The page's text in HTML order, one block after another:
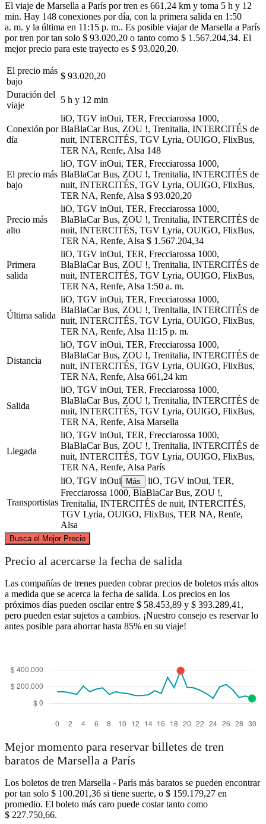
El viaje de Marsella a París por tren es 661,24 km y toma 5 h y 12
min. Hay 148 conexiones por día, con la primera salida en 1:50
a. m. y la última en 11:15 p. m.. Es posible viajar de Marsella a París
por tren por tan solo $ 93.020,20 o tanto como $ 1.567.204,34. El
mejor precio para este trayecto es $ 93.020,20.
El precio más
bajo
$ 93.020,20
Duración del
viaje
5 h y 12 min
Conexión por
día
liO, TGV inOui, TER, Frecciarossa 1000,
BlaBlaCar Bus, ZOU !, Trenitalia, INTERCITÉS de
nuit, INTERCITÉS, TGV Lyria, OUIGO, FlixBus,
TER NA, Renfe, Alsa 148
El precio más
bajo
liO, TGV inOui, TER, Frecciarossa 1000,
BlaBlaCar Bus, ZOU !, Trenitalia, INTERCITÉS de
nuit, INTERCITÉS, TGV Lyria, OUIGO, FlixBus,
TER NA, Renfe, Alsa $ 93.020,20
Precio más
alto
liO, TGV inOui, TER, Frecciarossa 1000,
BlaBlaCar Bus, ZOU !, Trenitalia, INTERCITÉS de
nuit, INTERCITÉS, TGV Lyria, OUIGO, FlixBus,
TER NA, Renfe, Alsa $ 1.567.204,34
Primera
salida
liO, TGV inOui, TER, Frecciarossa 1000,
BlaBlaCar Bus, ZOU !, Trenitalia, INTERCITÉS de
nuit, INTERCITÉS, TGV Lyria, OUIGO, FlixBus,
TER NA, Renfe, Alsa 1:50 a. m.
Última salida
liO, TGV inOui, TER, Frecciarossa 1000,
BlaBlaCar Bus, ZOU !, Trenitalia, INTERCITÉS de
nuit, INTERCITÉS, TGV Lyria, OUIGO, FlixBus,
TER NA, Renfe, Alsa 11:15 p. m.
Distancia
liO, TGV inOui, TER, Frecciarossa 1000,
BlaBlaCar Bus, ZOU !, Trenitalia, INTERCITÉS de
nuit, INTERCITÉS, TGV Lyria, OUIGO, FlixBus,
TER NA, Renfe, Alsa 661,24 km
Salida
liO, TGV inOui, TER, Frecciarossa 1000,
BlaBlaCar Bus, ZOU !, Trenitalia, INTERCITÉS de
nuit, INTERCITÉS, TGV Lyria, OUIGO, FlixBus,
TER NA, Renfe, Alsa Marsella
Llegada
liO, TGV inOui, TER, Frecciarossa 1000,
BlaBlaCar Bus, ZOU !, Trenitalia, INTERCITÉS de
nuit, INTERCITÉS, TGV Lyria, OUIGO, FlixBus,
TER NA, Renfe, Alsa París
Transportistas
liO, TGV inOui Más
liO, TGV inOui, TER,
Frecciarossa 1000, BlaBlaCar Bus, ZOU !,
Trenitalia, INTERCITÉS de nuit, INTERCITÉS,
TGV Lyria, OUIGO, FlixBus, TER NA, Renfe,
Alsa
Busca el Mejor Precio
Precio al acercarse la fecha de salida
Las compañías de trenes pueden cobrar precios de boletos más altos
a medida que se acerca la fecha de salida. Los precios en los
próximos días pueden oscilar entre $ 58.453,89 y $ 393.289,41,
pero pueden estar sujetos a cambios. ¡Nuestro consejo es reservar lo
antes posible para ahorrar hasta 85% en su viaje!
Mejor momento para reservar billetes de tren
baratos de Marsella a París
Los boletos de tren Marsella - París más baratos se pueden encontrar
por tan solo $ 100.201,36 si tiene suerte, o $ 159.179,27 en
promedio. El boleto más caro puede costar tanto como
$ 227.750,66.